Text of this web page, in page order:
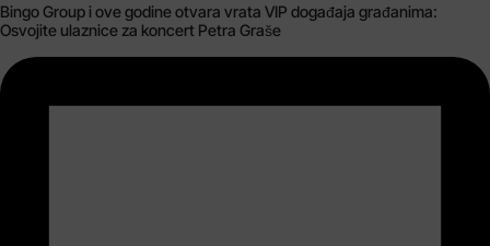
Bingo Group i ove godine otvara vrata VIP događaja građanima:
Osvojite ulaznice za koncert Petra Graše